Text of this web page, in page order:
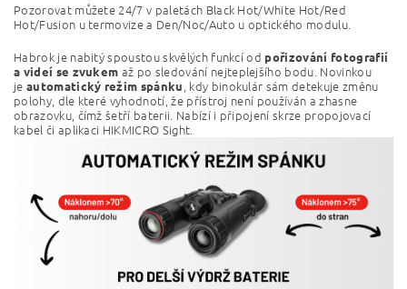
Pozorovat můžete 24/7 v paletách Black Hot/White Hot/Red
Hot/Fusion u termovize a Den/Noc/Auto u optického modulu.
Habrok je nabitý spoustou skvělých funkcí od pořizování fotografií
a videí se zvukem až po sledování nejteplejšího bodu. Novinkou
je automatický režim spánku, kdy binokulár sám detekuje změnu
polohy, dle které vyhodnotí, že přístroj není používán a zhasne
obrazovku, čímž šetří baterii. Nabízí i připojení skrze propojovací
kabel či aplikaci HIKMICRO Sight.